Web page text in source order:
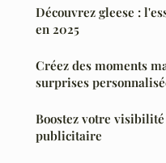
Découvrez gleese :
en 2025
Créez des moments
surprises
Boostez votre visibilité
publicitaire